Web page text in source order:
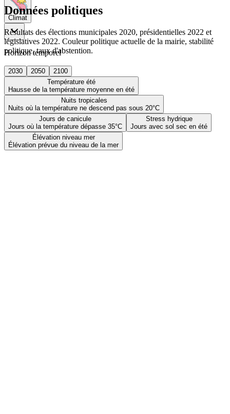
Climat
Horizon temporel
2030 2050
2100
Température été
Hausse de la température moyenne en été
Nuits tropicales
Nuits où la température ne descend pas sous 20°C
Jours de canicule
Jours où la température dépasse 35°C
Stress hydrique
Jours avec sol sec en été
Élévation niveau mer
Élévation prévue du niveau de la mer
Données politiques
Résultats des élections municipales 2020, présidentielles 2022 et
législatives 2022. Couleur politique actuelle de la mairie, stabilité
politique, taux d'abstention.